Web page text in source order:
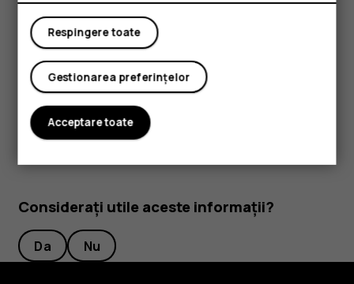
automat, poate închide aplicații, deconecta încărcarea și,
dacă este necesar, se poate opri. Dacă dispozitivul nu
funcționează corespunzător, duceți-l la cea mai apropiată
unitate de service.
Considerați utile aceste informații?
Da Nu
Respingere toate
Gestionarea preferințelor
Acceptare toate